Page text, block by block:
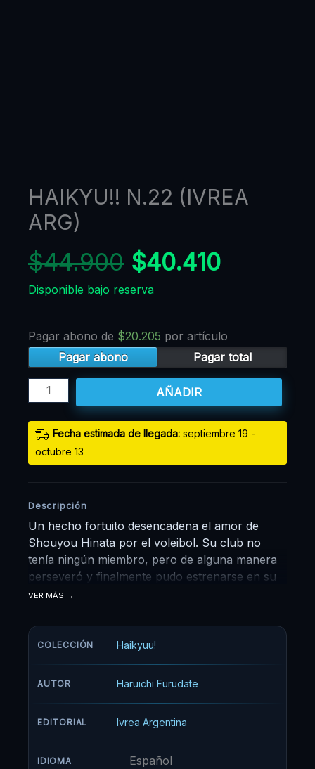
HAIKYU!! N.22 (IVREA
ARG)
$44.900 $40.410
Disponible bajo reserva
Pagar abono de $20.205 por artículo
Pagar abono
Pagar total
AÑADIR
Fecha estimada de llegada: septiembre 19 -
octubre 13
Descripción
Un hecho fortuito desencadena el amor de
Shouyou Hinata por el voleibol. Su club no
tenía ningún miembro, pero de alguna manera
perseveró y finalmente pudo estrenarse en su
primer y último partido regular de la escuela
Kageyama, un jugador estrella conocido como
"El Rey de la Cancha." Jurando venganza,
Preparatoria Karasuno... sólo para encontrarse
VER MÁS
COLECCIÓN Haikyuu!
AUTOR Haruichi Furudate
EDITORIAL Ivrea Argentina
IDIOMA Español